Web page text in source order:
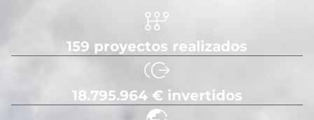
159 proyectos realizados
18.795.964 € invertidos